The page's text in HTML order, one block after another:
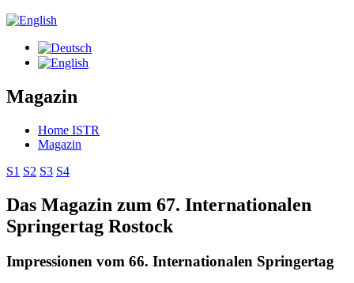
Magazin
Home ISTR
Magazin
S1 S2 S3 S4
Das Magazin zum 67. Internationalen
Springertag Rostock
Impressionen vom 66. Internationalen Springertag